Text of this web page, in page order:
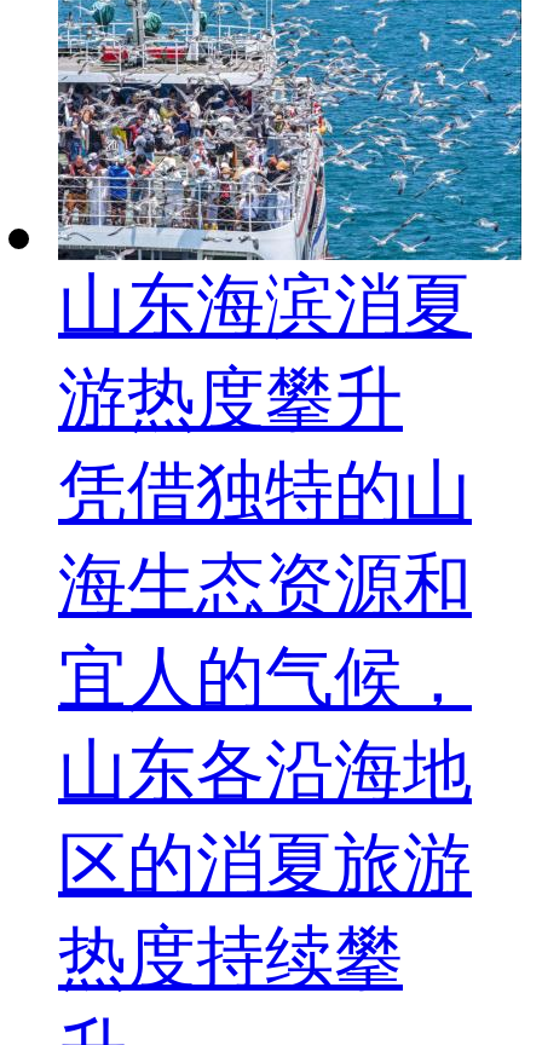
山东海滨消夏
游热度攀升
凭借独特的山
海生态资源和
宜人的气候，
山东各沿海地
区的消夏旅游
热度持续攀